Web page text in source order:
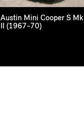
Austin Mini Cooper S Mk
II (1967-70)